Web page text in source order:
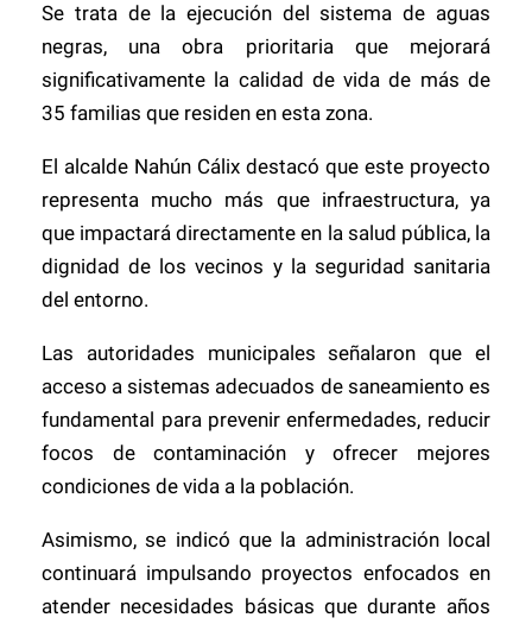
Se trata de la ejecución del sistema de aguas
negras, una obra prioritaria que mejorará
significativamente la calidad de vida de más de
35 familias que residen en esta zona.
El alcalde Nahún Cálix destacó que este proyecto
representa mucho más que infraestructura, ya
que impactará directamente en la salud pública, la
dignidad de los vecinos y la seguridad sanitaria
del entorno.
Las autoridades municipales señalaron que el
acceso a sistemas adecuados de saneamiento es
fundamental para prevenir enfermedades, reducir
focos de contaminación y ofrecer mejores
condiciones de vida a la población.
Asimismo, se indicó que la administración local
continuará impulsando proyectos enfocados en
atender necesidades básicas que durante años